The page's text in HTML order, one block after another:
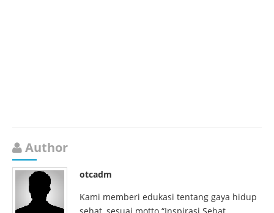
Author
otcadm
Kami memberi edukasi tentang gaya hidup